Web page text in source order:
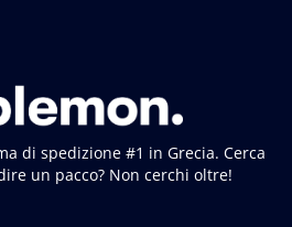
di spedizione #1 in Grecia. Cerca
un pacco? Non cerchi oltre!